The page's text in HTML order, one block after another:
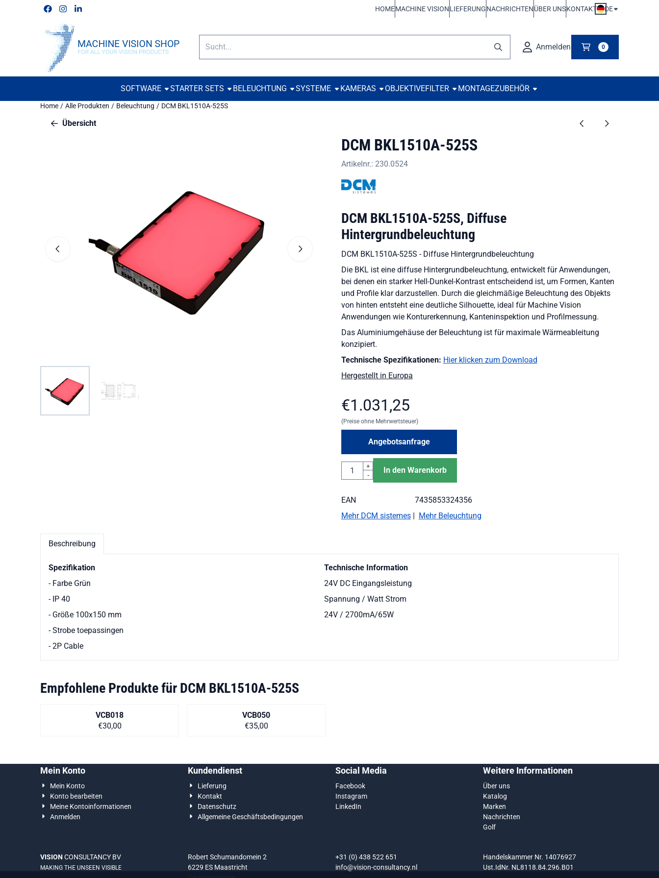
Cookie-Einstellungen verfügbar. Einstellungen wählen oder alle Cookies zulassen.
Folgen Sie uns auf Facebook
Folgen Sie uns auf Instagram
Folgen Sie uns auf Linkedin HOMEMACHINE VISIONLIEFERUNGNACHRICHTENÜBER UNSKONTAKT DE
Anmelden 0
SOFTWARE STARTER SETS BELEUCHTUNG SYSTEME KAMERAS OBJEKTIVEFILTER MONTAGEZUBEHÖR
Home / Alle Produkten / Beleuchtung / DCM BKL1510A-525S
Übersicht
DCM BKL1510A-525S
Artikelnr.: 230.0524
DCM BKL1510A-525S, Diffuse
Hintergrundbeleuchtung
DCM BKL1510A-525S - Diffuse Hintergrundbeleuchtung
Die BKL ist eine diffuse Hintergrundbeleuchtung, entwickelt für Anwendungen,
bei denen ein starker Hell-Dunkel-Kontrast entscheidend ist, um Formen, Kanten
und Profile klar darzustellen. Durch die gleichmäßige Beleuchtung des Objekts
von hinten entsteht eine deutliche Silhouette, ideal für Machine Vision
Anwendungen wie Konturerkennung, Kanteninspektion und Profilmessung.
Das Aluminiumgehäuse der Beleuchtung ist für maximale Wärmeableitung
konzipiert.
Technische Spezifikationen: Hier klicken zum Download
Hergestellt in Europa
€1.031,25
(Preise ohne Mehrwertsteuer)
Angebotsanfrage
Anzahl
+
-
In den Warenkorb
EAN
7435853324356
Mehr DCM sistemes| Mehr Beleuchtung
Beschreibung
Spezifikation
- Farbe Grün
- IP 40
- Größe 100x150 mm
- Strobe toepassingen
- 2P Cable
Technische Information
24V DC Eingangsleistung
Spannung / Watt Strom
24V / 2700mA/65W
Empfohlene Produkte für DCM BKL1510A-525S
VCB018
Preis auf Anfrage
€30,00
VCB050
Preis auf Anfrage
€35,00
Mein Konto
Mein Konto
Konto bearbeiten
Meine Kontoinformationen
Anmelden
Kundendienst
Lieferung
Kontakt
Datenschutz
Allgemeine Geschäftsbedingungen
Social Media
Facebook
Instagram
LinkedIn
Weitere Informationen
Über uns
Katalog
Marken
Nachrichten
Golf
VISION CONSULTANCY BV
MAKING THE UNSEEN VISIBLE
Robert Schumandomein 2
6229 ES Maastricht
+31 (0) 438 522 651
info@vision-consultancy.nl
Handelskammer Nr. 14076927
Ust.IdNr. NL8118.84.296.B01